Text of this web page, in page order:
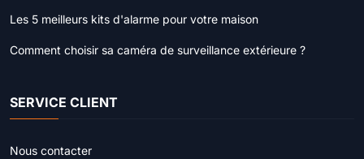
Les 5 meilleurs kits d'alarme pour votre maison
Comment choisir sa caméra de surveillance extérieure ?
SERVICE CLIENT
Nous contacter